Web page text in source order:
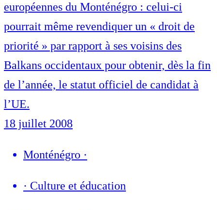
européennes du Monténégro : celui-ci
pourrait même revendiquer un « droit de
priorité » par rapport à ses voisins des
Balkans occidentaux pour obtenir, dès la fin
de l’année, le statut officiel de candidat à
l’UE.
18 juillet 2008
Monténégro ·
· Culture et éducation